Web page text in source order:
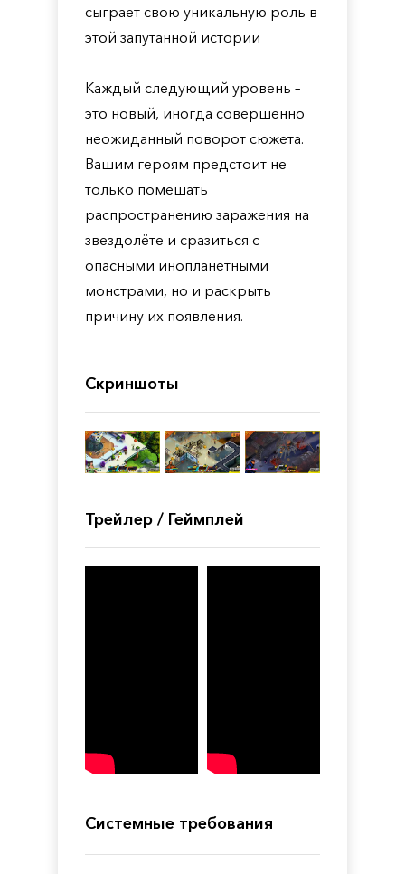
сыграет свою уникальную роль в
этой запутанной истории
Каждый следующий уровень –
это новый, иногда совершенно
неожиданный поворот сюжета.
Вашим героям предстоит не
только помешать
распространению заражения на
звездолёте и сразиться с
опасными инопланетными
монстрами, но и раскрыть
причину их появления.
Скриншоты
Трейлер / Геймплей
Системные требования